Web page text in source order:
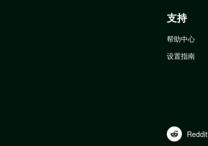
支持
帮助中心
设置指南
Reddit